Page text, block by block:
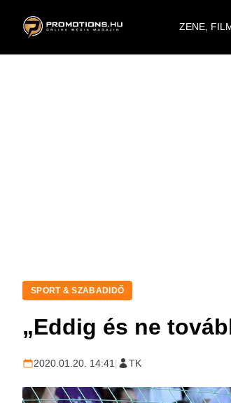
ZENE,
SPORT & SZABADIDŐ
„Eddig és ne
2020.01.20. 14:41 | TK